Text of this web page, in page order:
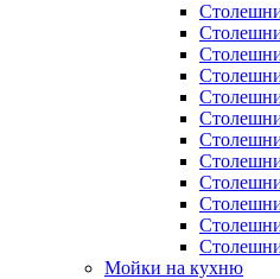
Мойки на кухню